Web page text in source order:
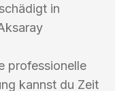
in
professionelle
kannst du Zeit